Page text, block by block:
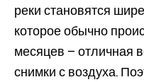
реки становятся
которое обычно
месяцев – отличная
снимки с воздуха.